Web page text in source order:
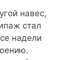
навес,
стал
надели